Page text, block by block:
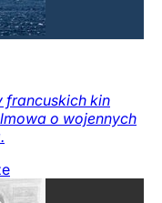
francuskich kin
o wojennych